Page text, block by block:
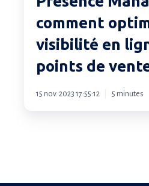
optimiser
visibilité
en
ligne
de
comment
visibilité en
points de
15 nov. 2023 17:55:12 5 minutes